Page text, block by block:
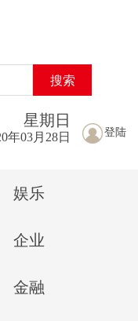
搜索
登陆
星期 日
年03月28日
娱乐
企业
金融